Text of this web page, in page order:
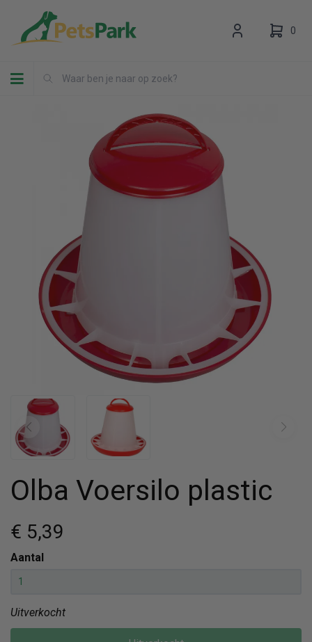
Toggle navigation
0
Uw winkelwagen is leeg.
Vul hem met producten.
Olba Voersilo plastic
€ 5,39
Aantal
Uitverkocht